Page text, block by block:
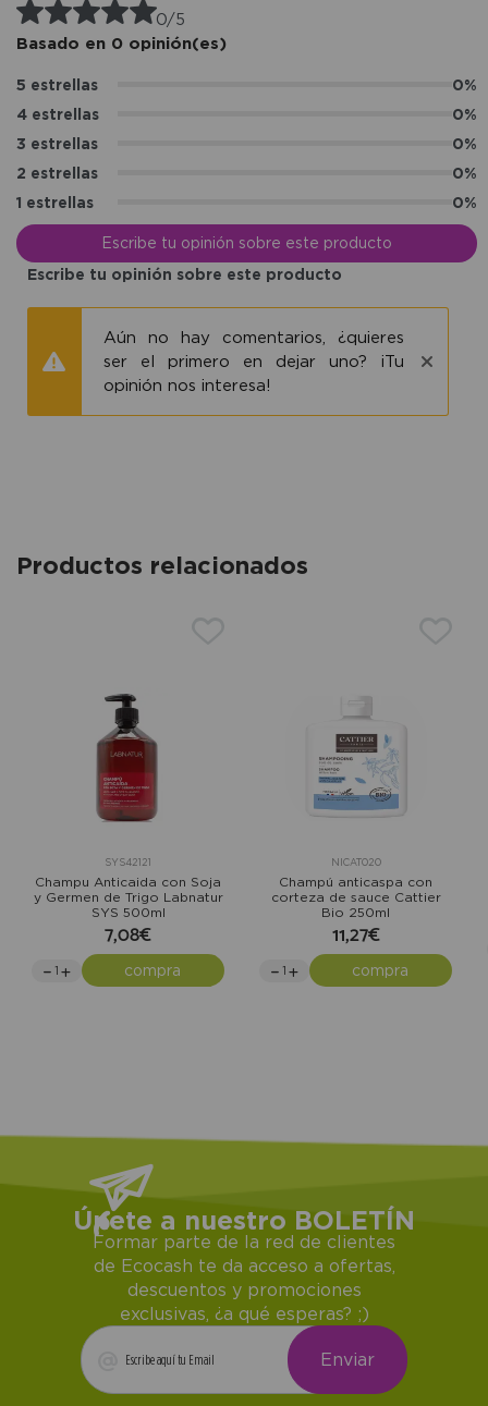
0/5
Basado en 0 opinión(es)
5 estrellas
0%
4 estrellas
0%
3 estrellas
0%
2 estrellas
0%
1 estrellas
0%
Escribe tu opinión sobre este producto
Escribe tu opinión sobre este producto
Aún no hay comentarios, ¿quieres
ser el primero en dejar uno? ¡Tu
opinión nos interesa!
Productos relacionados
SYS42121
Champu Anticaida con Soja
y Germen de Trigo Labnatur
SYS 500ml
7,08€
compra
NICAT020
Champú anticaspa con
corteza de sauce Cattier
Bio 250ml
11,27€
compra
Únete a nuestro BOLETÍN
Formar parte de la red de clientes
de Ecocash te da acceso a ofertas,
descuentos y promociones
exclusivas, ¿a qué esperas? ;)